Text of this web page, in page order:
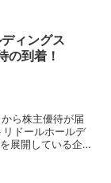
ィングス
到着！
ら株主優待が届
ドールホールデ
展開している企業